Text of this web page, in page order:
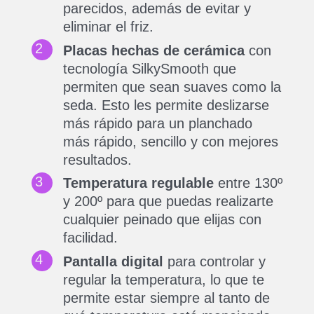
parecidos, además de evitar y
eliminar el friz.
Placas hechas de cerámicacon
tecnología SilkySmooth que
permiten que sean suaves como la
seda. Esto les permite deslizarse
más rápido para un planchado
más rápido, sencillo y con mejores
resultados.
Temperatura regulable entre 130º
y 200º para que puedas realizarte
cualquier peinado que elijas con
facilidad.
Pantalla digital para controlar y
regular la temperatura, lo que te
permite estar siempre al tanto de